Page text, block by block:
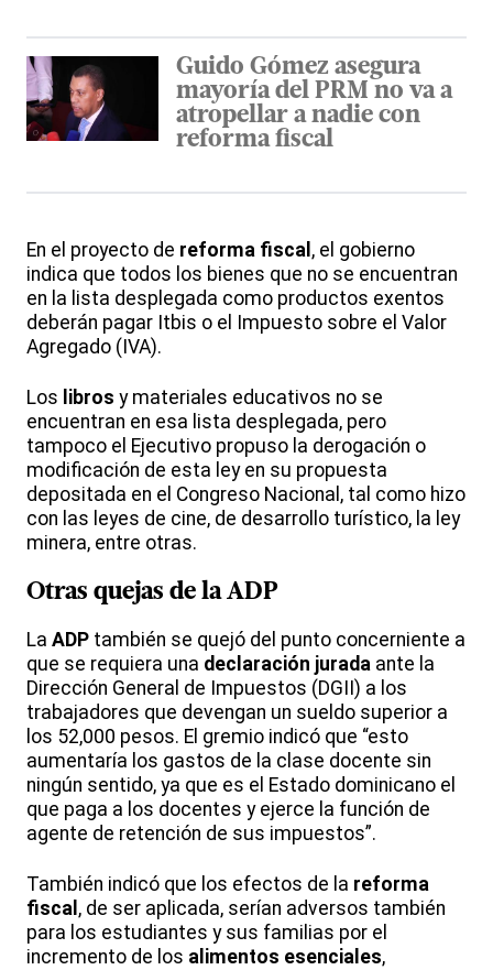
Guido Gómez asegura
mayoría del PRM no va a
atropellar a nadie con
reforma fiscal
En el proyecto de reforma fiscal , el gobierno
indica que todos los bienes que no se encuentran
en la lista desplegada como productos exentos
deberán pagar Itbis o el Impuesto sobre el Valor
Agregado (IVA).
Los libros y materiales educativos no se
encuentran en esa lista desplegada, pero
tampoco el Ejecutivo propuso la derogación o
modificación de esta ley en su propuesta
depositada en el Congreso Nacional, tal como hizo
con las leyes de cine, de desarrollo turístico, la ley
minera, entre otras.
Otras quejas de la ADP
La ADP también se quejó del punto concerniente a
que se requiera una declaración jurada ante la
Dirección General de Impuestos (DGII) a los
trabajadores que devengan un sueldo superior a
los 52,000 pesos. El gremio indicó que “esto
aumentaría los gastos de la clase docente sin
ningún sentido, ya que es el Estado dominicano el
que paga a los docentes y ejerce la función de
agente de retención de sus impuestos”.
También indicó que los efectos de la reforma
fiscal , de ser aplicada, serían adversos también
para los estudiantes y sus familias por el
incremento de los alimentos esenciales,